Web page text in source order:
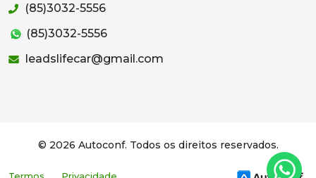
(85)3032-5556
(85)3032-5556
leadslifecar@gmail.com
© 2026 Autoconf. Todos os direitos reservados.